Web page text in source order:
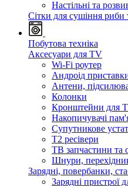
Настільні та
Сітки для сушіння риби
Побутова техніка
Аксесуари для TV
Wi-Fi роутер
Андроід
Антени,
Колонки
Кронштейни для
Накопичувачі
Супутникове
Т2 ресівери
ТВ запчастини та
Шнури,
Зарядні, повербанки,
Зарядні пристрої